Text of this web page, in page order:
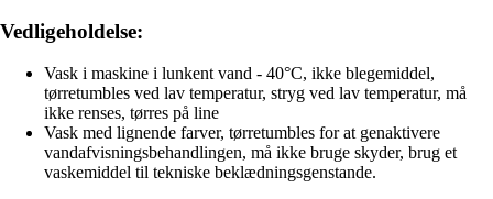
Vedligeholdelse:
Vask i maskine i lunkent vand - 40°C, ikke blegemiddel,
tørretumbles ved lav temperatur, stryg ved lav temperatur, må
ikke renses, tørres på line
Vask med lignende farver, tørretumbles for at genaktivere
vandafvisningsbehandlingen, må ikke bruge skyder, brug et
vaskemiddel til tekniske beklædningsgenstande.